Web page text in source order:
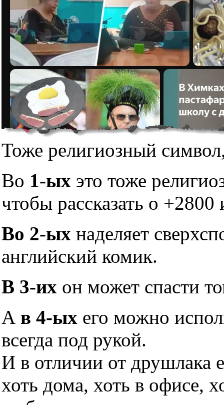
Тоже религиозный
Во 1-ых это тоже
чтобы рассказать о +2800
Во 2-ых наделяет
английский комик.
В 3-их он может спасти
А в 4-ых его можно
всегда под рукой.
И в отличии от друшлака
хоть дома, хоть в офисе,